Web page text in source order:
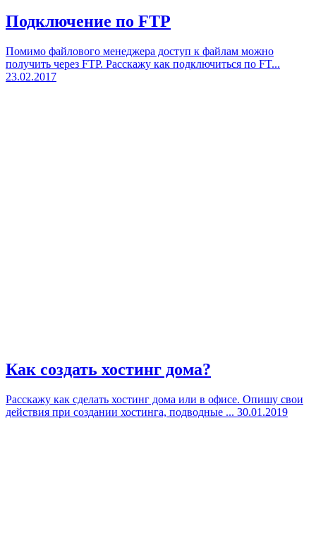
Подключение по FTP
Помимо файлового менеджера доступ к файлам можно
получить через FTP. Расскажу как подключиться по FT...
23.02.2017
Как создать хостинг дома?
Расскажу как сделать хостинг дома или в офисе. Опишу свои
действия при создании хостинга, подводные ... 30.01.2019